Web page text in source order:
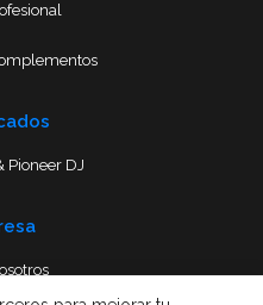
Pioneer DJ